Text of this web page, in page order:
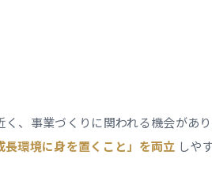
、事業づくりに関われる機会があ
長環境に身を置くこと」を両立 しや